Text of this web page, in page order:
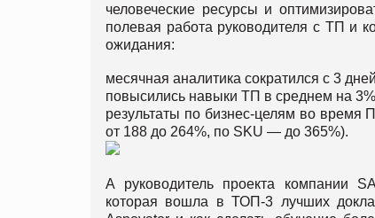
человеческие ресурсы и
полевая работа руководителя с ТП и
ожидания:
месячная аналитика сократился с 3
повысились навыки ТП в среднем на 3%
результаты по бизнес-целям во время
от 188 до 264%, по SKU — до 365%).
А руководитель проекта
которая вошла в ТОП-3 лучших